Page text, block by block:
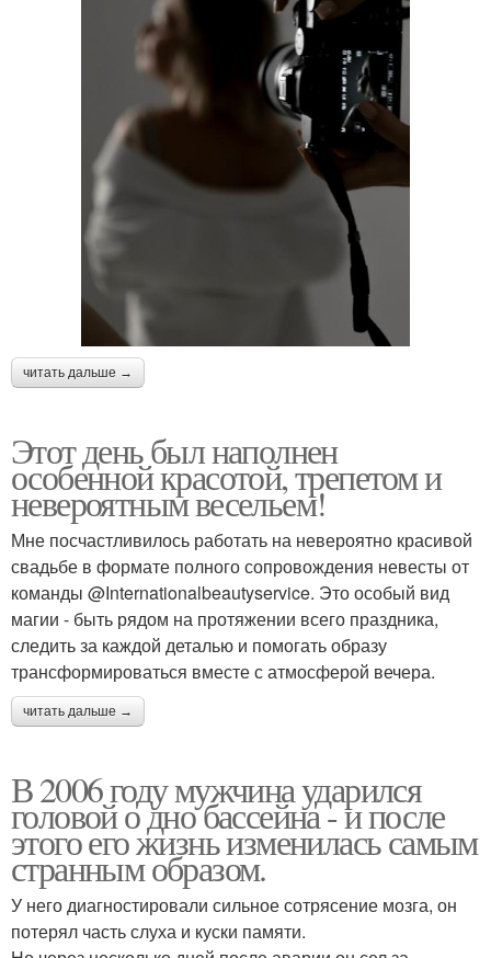
читать дальше →
Этот день был наполнен
особенной красотой, трепетом и
невероятным весельем!
Мне посчастливилось работать на невероятно красивой
свадьбе в формате полного сопровождения невесты от
команды @Internationalbeautyservice. Это особый вид
магии - быть рядом на протяжении всего праздника,
следить за каждой деталью и помогать образу
трансформироваться вместе с атмосферой вечера.
читать дальше →
В 2006 году мужчина ударился
головой о дно бассейна - и после
этого его жизнь изменилась самым
странным образом.
У него диагностировали сильное сотрясение мозга, он
потерял часть слуха и куски памяти.